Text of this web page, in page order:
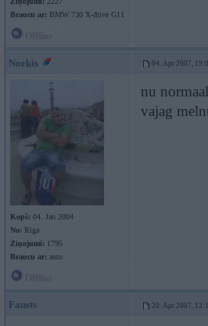
Braucu ar: BMW 730 X-drive G11
Norkis 04. Apr 2007,
Kopš: 04. Jan 2004
No: Rīga
Ziņojumi: 1795
Braucu ar: auto
nu
vajag
Fausts 20. Apr 2007,